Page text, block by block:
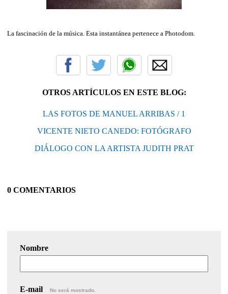
La fascinación de la música. Esta instantánea pertenece a Photodom.
OTROS ARTÍCULOS EN ESTE BLOG:
LAS FOTOS DE MANUEL ARRIBAS / 1
VICENTE NIETO CANEDO: FOTÓGRAFO
DIÁLOGO CON LA ARTISTA JUDITH PRAT
0 COMENTARIOS
Nombre
E-mail No será mostrado.